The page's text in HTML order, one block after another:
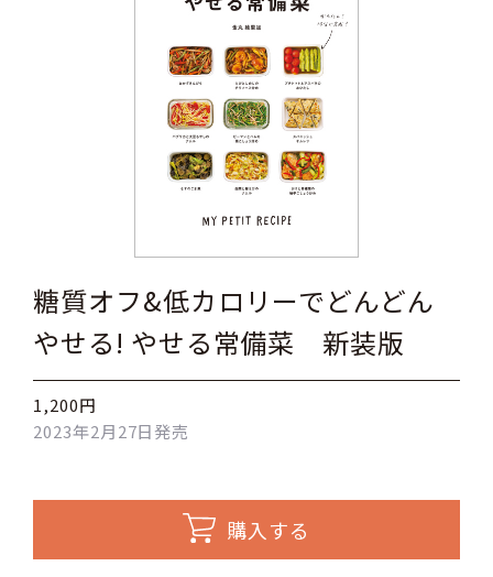
糖質オフ&低カロリーでどんどん
やせる! やせる常備菜 新装版
1,200円
2023年2月27日発売
購入する